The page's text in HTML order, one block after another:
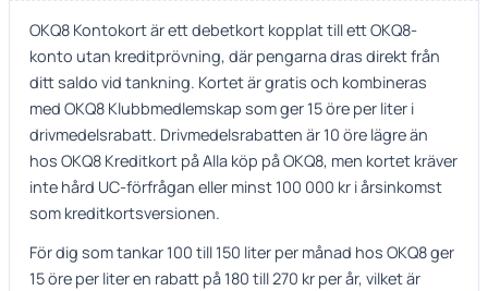
OKQ8 Kontokort är ett debetkort kopplat till ett OKQ8-
konto utan kreditprövning, där pengarna dras direkt från
ditt saldo vid tankning. Kortet är gratis och kombineras
med OKQ8 Klubbmedlemskap som ger 15 öre per liter i
drivmedelsrabatt. Drivmedelsrabatten är 10 öre lägre än
hos OKQ8 Kreditkort påAlla köp på OKQ8, men kortet kräver
inte hård UC-förfrågan eller minst 100 000 kri årsinkomst
som kreditkortsversionen.
För dig som tankar 100 till 150 liter per månad hos OKQ8 ger
15 öre per liter en rabatt på 180 till 270 kr per år, vilket är